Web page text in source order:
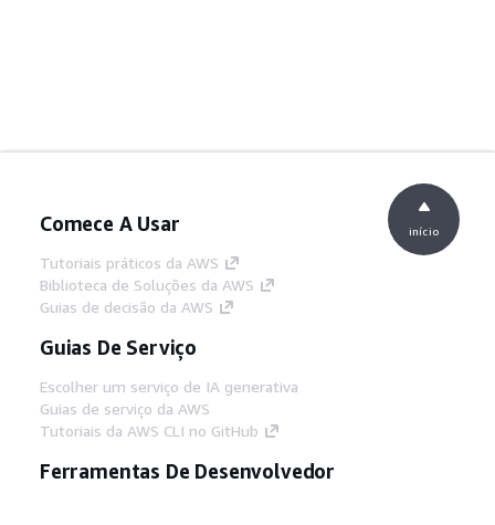
Comece A Usar
Tutoriais práticos da AWS
Biblioteca de Soluções da AWS
Guias de decisão da AWS
Guias De Serviço
Escolher um serviço de IA generativa
Guias de serviço da AWS
Tutoriais da AWS CLI no GitHub
Ferramentas De Desenvolvedor
início